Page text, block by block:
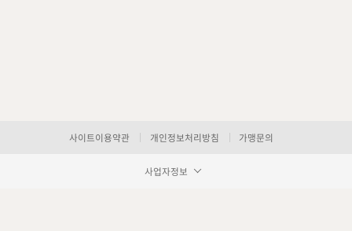
사이트이용약관 개인정보처리방침 가맹문의
사업자정보